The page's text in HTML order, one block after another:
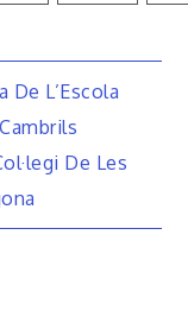
L’Escola
De Les